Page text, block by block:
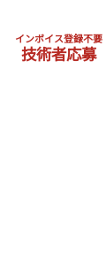
インボイス登録不要
技術者応募